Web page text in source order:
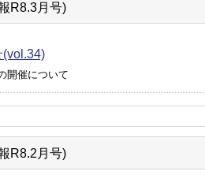
R8.3月号)
開催について
R8.2月号)